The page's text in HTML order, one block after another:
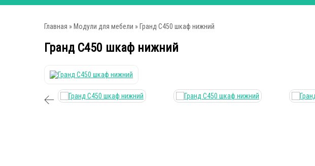
Главная » Модули для мебели » Гранд С450 шкаф нижний
Гранд С450 шкаф нижний